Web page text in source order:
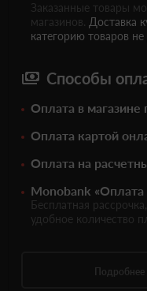
Заказанные товары
магазинов. Доставка
категорию товаров не
Способы
Оплата в магазине
Оплата картой
Оплата на
Monobank «Оплата
Бесплатная
удобное количество
Подробнее